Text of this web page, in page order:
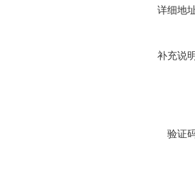
详细地
补充说
验证